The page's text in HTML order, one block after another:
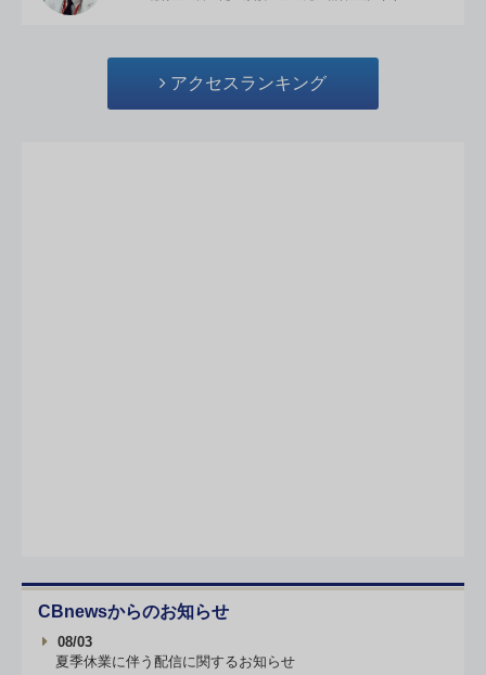
アクセスランキング
CBnewsからのお知らせ
08/03
夏季休業に伴う配信に関するお知らせ